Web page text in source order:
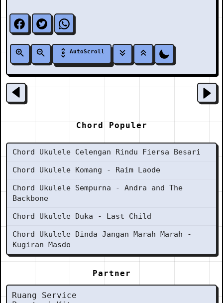
AutoScroll
Chord Populer
Chord Ukulele Celengan Rindu Fiersa Besari
Chord Ukulele Komang - Raim Laode
Chord Ukulele Sempurna - Andra and The
Backbone
Chord Ukulele Duka - Last Child
Chord Ukulele Dinda Jangan Marah Marah -
Kugiran Masdo
Partner
Ruang Service